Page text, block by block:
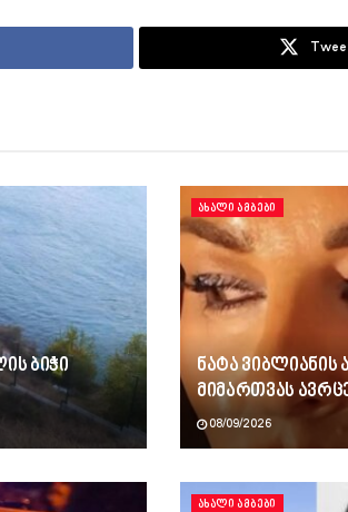
ბიჭი
ᲐᲮᲐᲚᲘ ᲐᲛᲑᲔᲑᲘ
ნატა ვიბლიანის
მიმართვას
08/09/2026
ᲐᲮᲐᲚᲘ ᲐᲛᲑᲔᲑᲘ